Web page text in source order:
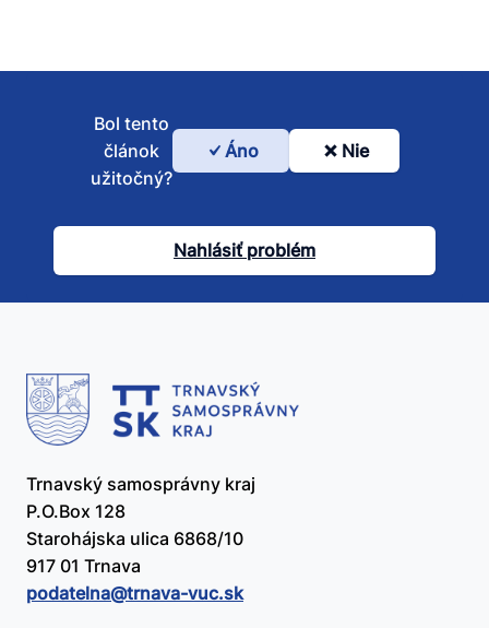
Bol
článok
užitočný?
Bol tento
článok
užitočný?
Áno Nie
Nahlásiť problém
Trnavský samosprávny kraj
P.O.Box 128
Starohájska ulica 6868/10
917 01 Trnava
podatelna@​trnava-vuc.sk